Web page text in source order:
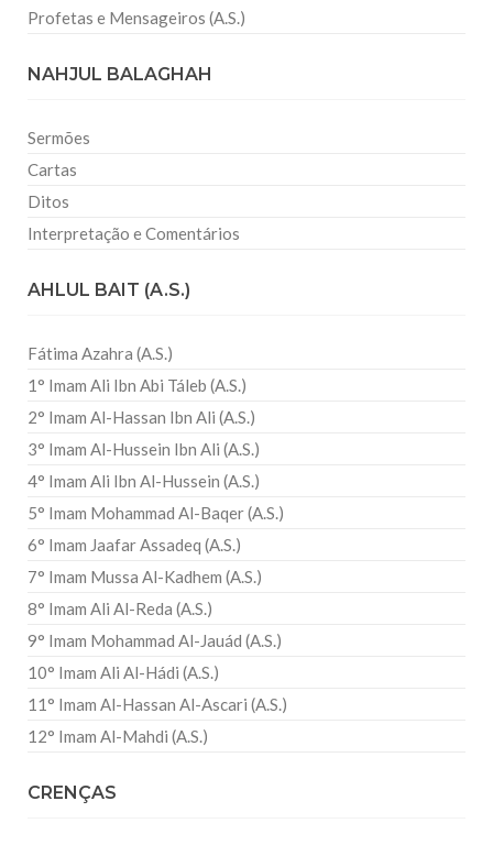
Profetas e Mensageiros (A.S.)
NAHJUL BALAGHAH
Sermões
Cartas
Ditos
Interpretação e Comentários
AHLUL BAIT (A.S.)
Fátima Azahra (A.S.)
1° Imam Ali Ibn Abi Táleb (A.S.)
2° Imam Al-Hassan Ibn Ali (A.S.)
3° Imam Al-Hussein Ibn Ali (A.S.)
4° Imam Ali Ibn Al-Hussein (A.S.)
5° Imam Mohammad Al-Baqer (A.S.)
6° Imam Jaafar Assadeq (A.S.)
7° Imam Mussa Al-Kadhem (A.S.)
8° Imam Ali Al-Reda (A.S.)
9° Imam Mohammad Al-Jauád (A.S.)
10° Imam Ali Al-Hádi (A.S.)
11° Imam Al-Hassan Al-Ascari (A.S.)
12° Imam Al-Mahdi (A.S.)
CRENÇAS